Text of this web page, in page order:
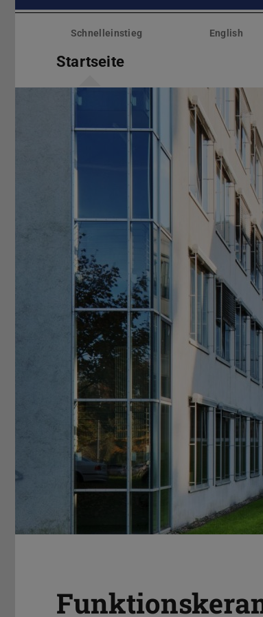
Menü
überspringenSchnelleinstieg English
Startseite